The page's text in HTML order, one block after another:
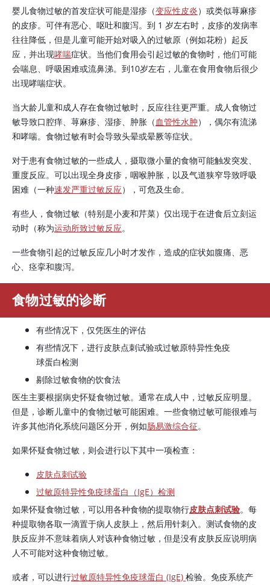
婴儿食物过敏的首发症状可能是湿疹（变应性皮炎）或类似荨麻疹
的皮疹。可伴有恶心、呕吐和腹泻。到 1 岁左右时，皮疹的发病率
往往降低，但是儿童可能开始对吸入的过敏原（例如花粉）起反
应，并出现哮喘症状。当他们食用会引起过敏的食物时，他们可能
会喘息、呼吸困难或流鼻涕。到10岁左右，儿童在食用食物后很少
出现哮喘症状。
当大龄儿童和成人存在食物过敏时，反应往往更严重。成人食物过
敏导致口腔痒、荨麻疹、湿疹、肿胀（ 血管性水肿），偶尔有流涕
和哮喘。食物过敏有时会导致头晕或晕厥等症状。
对于患有食物过敏的一些成人，摄取微小量的食物可能触发突发、
重度反应。可以出现全身皮疹，咽喉肿胀，以及气道狭窄导致呼吸
困难（一种速发严重过敏反应），可危及生命。
有些人，食物过敏（特别是小麦和芹菜）仅出现于在进食后立刻运
动时（称为运动所致过敏反应。
一些食物引起的过敏反应几小时才发作，造成的症状如腹痛、恶
心、痉挛和腹泻。
食物过敏的诊断
有些情况下，仅凭医生的评估
有些情况下，进行皮肤点刺试验或过敏原特异性免疫
球蛋白检测
剔除过敏食物的饮食法
医生主要根据病史怀疑食物过敏。通常在成人中，过敏反应明显。
但是，诊断儿童中的食物过敏可能困难。一些食物过敏可能很难与
许多其他消化系统问题区分开，例如肠易激综合征。
如果怀疑食物过敏，则会进行以下其中一项检查：
皮肤点刺试验
过敏原特异性免疫球蛋白（IgE）检测
如果怀疑食物过敏，可以用各种食物的提取物行皮肤点刺试验。每
种提取物各取一滴置于病人皮肤上，然后用针刺入。测试食物的皮
肤反应并不意味着病人对该种食物过敏，但是没有皮肤反应说明病
人不可能对这种食物过敏。
或者，可以进行过敏原特异性免疫球蛋白 (IgE) 检验。免疫系统产